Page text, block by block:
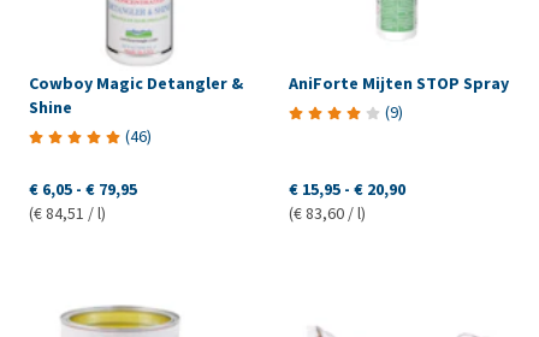
Cowboy Magic Detangler &
Shine
(46)
€ 6,05 - € 79,95
(€ 84,51 / l)
AniForte Mijten STOP Spray
(9)
€ 15,95 - € 20,90
(€ 83,60 / l)